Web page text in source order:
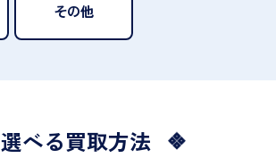
その他
選べる買取方法